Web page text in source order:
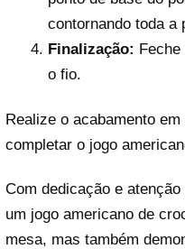
contornando toda a
Finalização:
o fio.
Realize o acabamento
completar o jogo
Com dedicação e
um jogo americano de
mesa, mas também